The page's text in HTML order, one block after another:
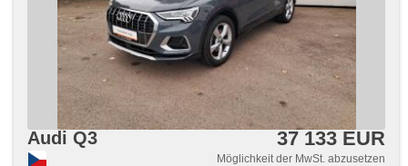
Heck LED Leuchte, Nebelscheinwerfer, USB, Autoradio,
digitální příjem rádia (DAB), Außenthermometer, zadní
loketní opěrka, Innenthermometer, Heckscheibenwischer,
Getönte Scheiben, zatmavená zadní skla, digitální
přístrojová deska
Audi Q3 37 133 EUR
Möglichkeit der MwSt. abzusetzen